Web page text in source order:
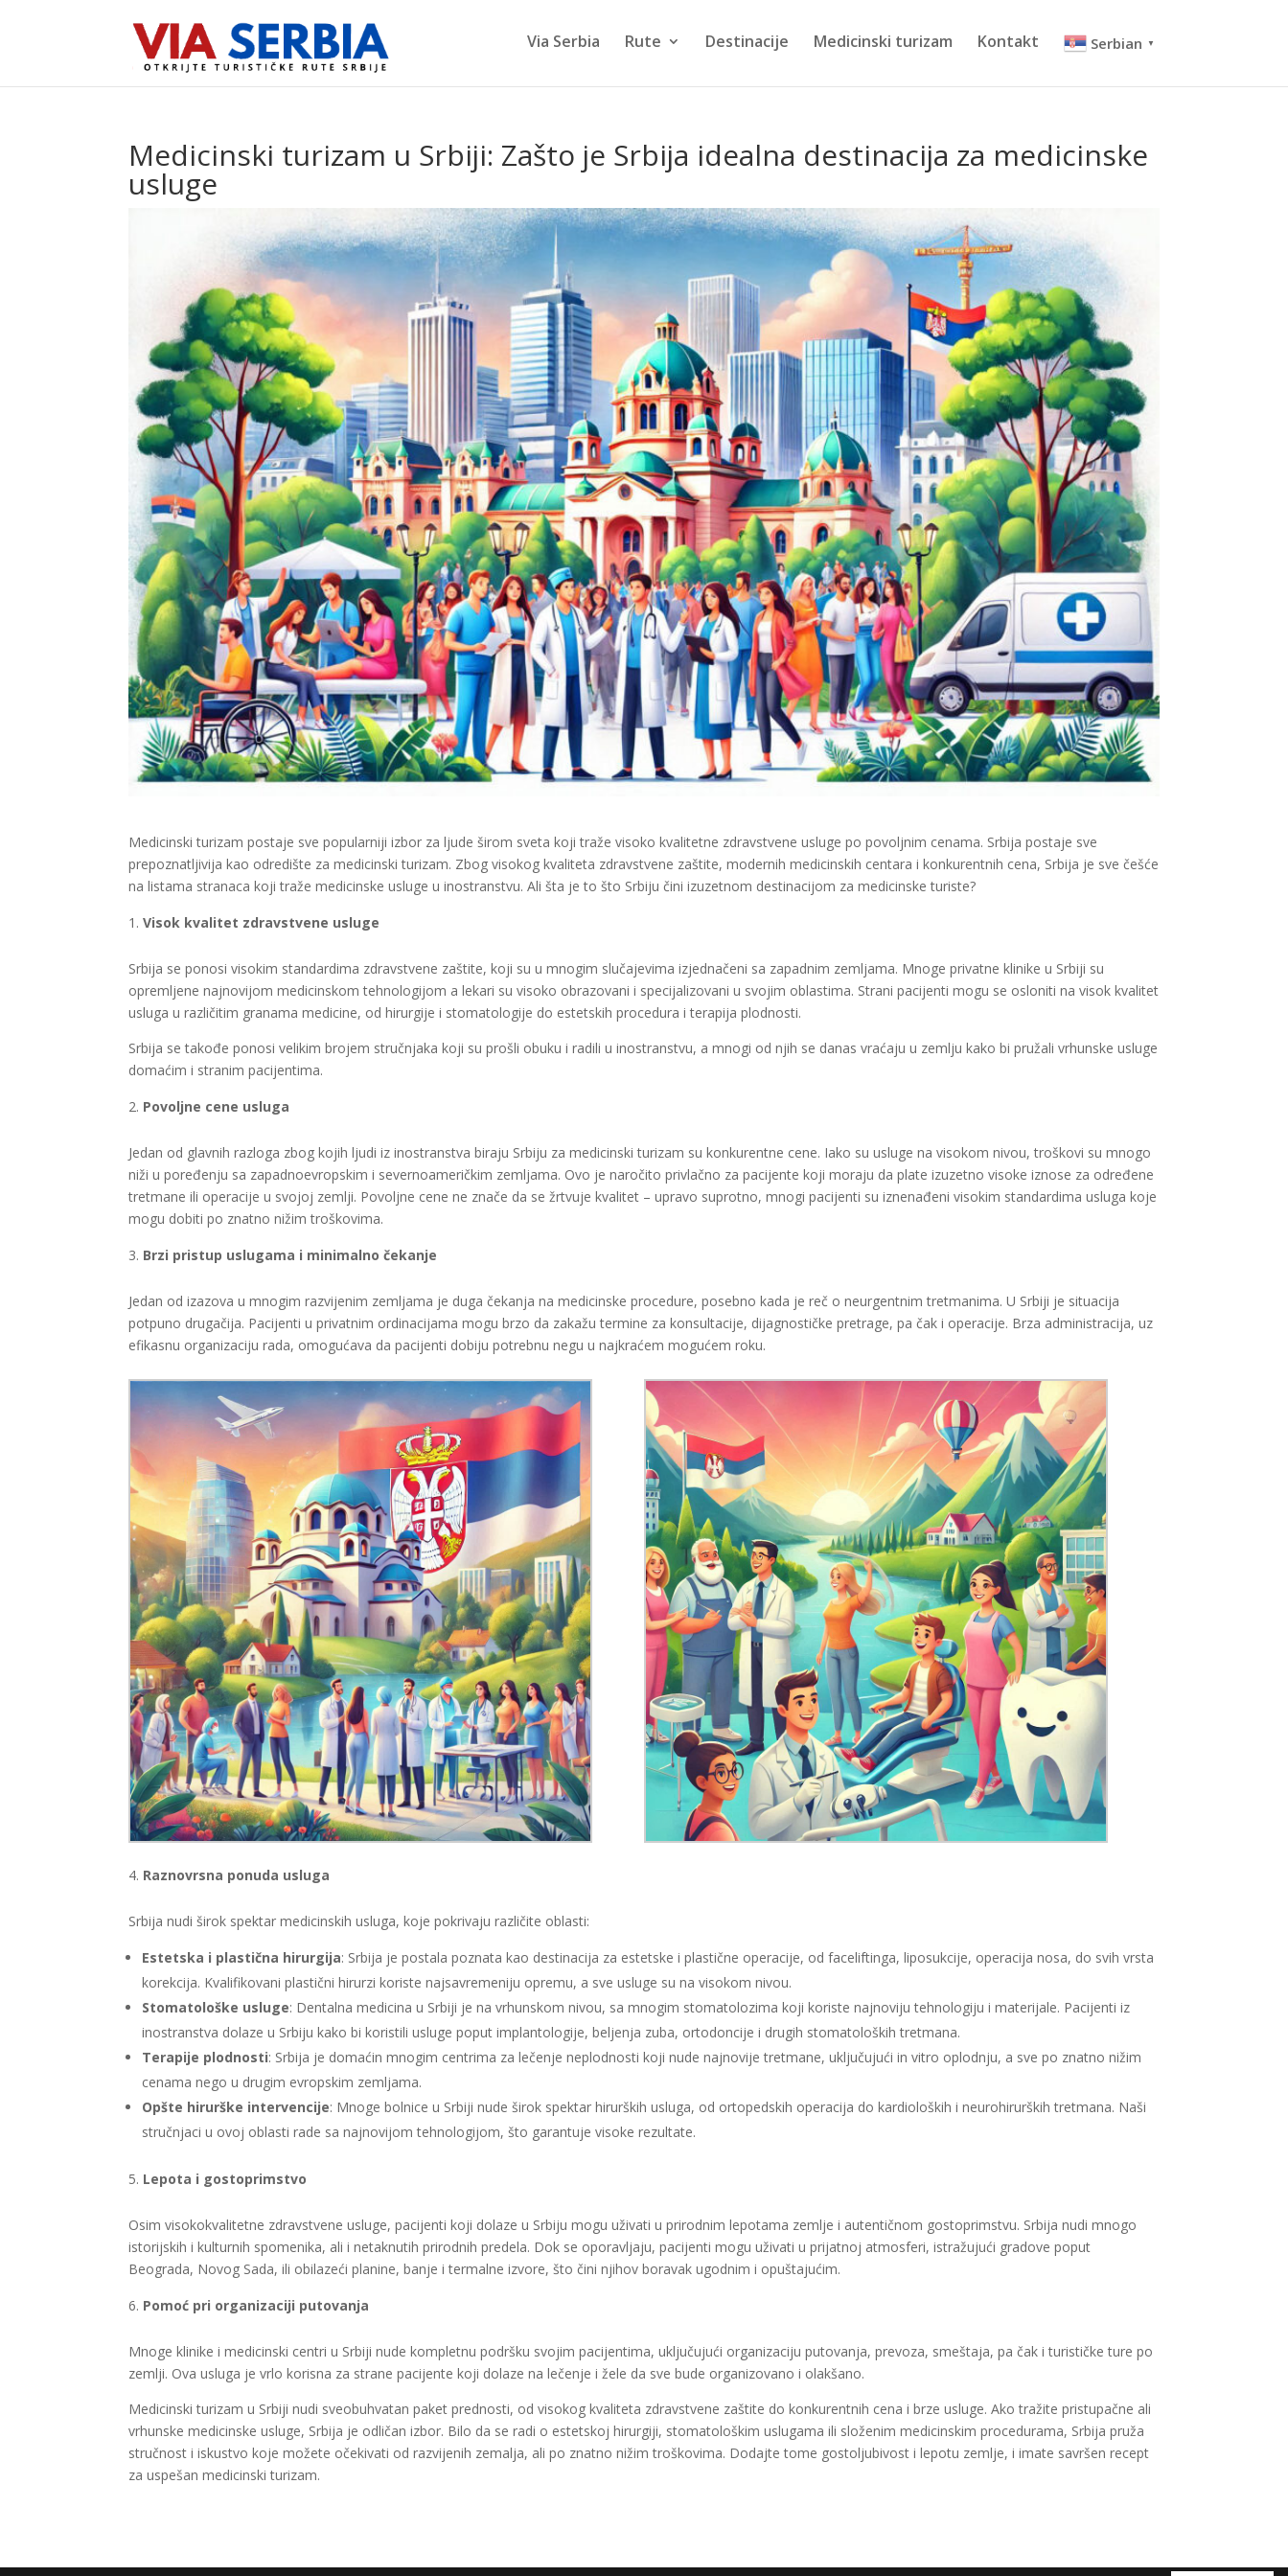
Via Serbia Rute Destinacije Medicinski turizam Kontakt Serbian ▼
Medicinski turizam u Srbiji: Zašto je Srbija idealna destinacija za medicinske
usluge
Medicinski turizam postaje sve popularniji izbor za ljude širom sveta koji traže visoko kvalitetne zdravstvene usluge po povoljnim cenama. Srbija postaje sve
prepoznatljivija kao odredište za medicinski turizam. Zbog visokog kvaliteta zdravstvene zaštite, modernih medicinskih centara i konkurentnih cena, Srbija je sve češće
na listama stranaca koji traže medicinske usluge u inostranstvu. Ali šta je to što Srbiju čini izuzetnom destinacijom za medicinske turiste?
Visok kvalitet zdravstvene usluge
Srbija se ponosi visokim standardima zdravstvene zaštite, koji su u mnogim slučajevima izjednačeni sa zapadnim zemljama. Mnoge privatne klinike u Srbiji su
opremljene najnovijom medicinskom tehnologijom a lekari su visoko obrazovani i specijalizovani u svojim oblastima. Strani pacijenti mogu se osloniti na visok kvalitet
usluga u različitim granama medicine, od hirurgije i stomatologije do estetskih procedura i terapija plodnosti.
Srbija se takođe ponosi velikim brojem stručnjaka koji su prošli obuku i radili u inostranstvu, a mnogi od njih se danas vraćaju u zemlju kako bi pružali vrhunske usluge
domaćim i stranim pacijentima.
Povoljne cene usluga
Jedan od glavnih razloga zbog kojih ljudi iz inostranstva biraju Srbiju za medicinski turizam su konkurentne cene. Iako su usluge na visokom nivou, troškovi su mnogo
niži u poređenju sa zapadnoevropskim i severnoameričkim zemljama. Ovo je naročito privlačno za pacijente koji moraju da plate izuzetno visoke iznose za određene
tretmane ili operacije u svojoj zemlji. Povoljne cene ne znače da se žrtvuje kvalitet – upravo suprotno, mnogi pacijenti su iznenađeni visokim standardima usluga koje
mogu dobiti po znatno nižim troškovima.
Brzi pristup uslugama i minimalno čekanje
Jedan od izazova u mnogim razvijenim zemljama je duga čekanja na medicinske procedure, posebno kada je reč o neurgentnim tretmanima. U Srbiji je situacija
potpuno drugačija. Pacijenti u privatnim ordinacijama mogu brzo da zakažu termine za konsultacije, dijagnostičke pretrage, pa čak i operacije. Brza administracija, uz
efikasnu organizaciju rada, omogućava da pacijenti dobiju potrebnu negu u najkraćem mogućem roku.
Raznovrsna ponuda usluga
Srbija nudi širok spektar medicinskih usluga, koje pokrivaju različite oblasti:
Estetska i plastična hirurgija: Srbija je postala poznata kao destinacija za estetske i plastične operacije, od faceliftinga, liposukcije, operacija nosa, do svih vrsta
korekcija. Kvalifikovani plastični hirurzi koriste najsavremeniju opremu, a sve usluge su na visokom nivou.
Stomatološke usluge: Dentalna medicina u Srbiji je na vrhunskom nivou, sa mnogim stomatolozima koji koriste najnoviju tehnologiju i materijale. Pacijenti iz
inostranstva dolaze u Srbiju kako bi koristili usluge poput implantologije, beljenja zuba, ortodoncije i drugih stomatoloških tretmana.
Terapije plodnosti: Srbija je domaćin mnogim centrima za lečenje neplodnosti koji nude najnovije tretmane, uključujući in vitro oplodnju, a sve po znatno nižim
cenama nego u drugim evropskim zemljama.
Opšte hirurške intervencije: Mnoge bolnice u Srbiji nude širok spektar hirurških usluga, od ortopedskih operacija do kardioloških i neurohirurških tretmana. Naši
stručnjaci u ovoj oblasti rade sa najnovijom tehnologijom, što garantuje visoke rezultate.
Lepota i gostoprimstvo
Osim visokokvalitetne zdravstvene usluge, pacijenti koji dolaze u Srbiju mogu uživati u prirodnim lepotama zemlje i autentičnom gostoprimstvu. Srbija nudi mnogo
istorijskih i kulturnih spomenika, ali i netaknutih prirodnih predela. Dok se oporavljaju, pacijenti mogu uživati u prijatnoj atmosferi, istražujući gradove poput
Beograda, Novog Sada, ili obilazeći planine, banje i termalne izvore, što čini njihov boravak ugodnim i opuštajućim.
Pomoć pri organizaciji putovanja
Mnoge klinike i medicinski centri u Srbiji nude kompletnu podršku svojim pacijentima, uključujući organizaciju putovanja, prevoza, smeštaja, pa čak i turističke ture po
zemlji. Ova usluga je vrlo korisna za strane pacijente koji dolaze na lečenje i žele da sve bude organizovano i olakšano.
Medicinski turizam u Srbiji nudi sveobuhvatan paket prednosti, od visokog kvaliteta zdravstvene zaštite do konkurentnih cena i brze usluge. Ako tražite pristupačne ali
vrhunske medicinske usluge, Srbija je odličan izbor. Bilo da se radi o estetskoj hirurgiji, stomatološkim uslugama ili složenim medicinskim procedurama, Srbija pruža
stručnost i iskustvo koje možete očekivati od razvijenih zemalja, ali po znatno nižim troškovima. Dodajte tome gostoljubivost i lepotu zemlje, i imate savršen recept
za uspešan medicinski turizam.